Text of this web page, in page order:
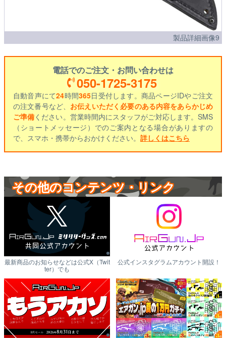
製品詳細画像9
電話でのご注文・お問い合わせは
050-1725-3175
自動音声にて24時間365日受付します。商品ページIDやご注文
の注文番号など、 お伝えいただく必要のある内容をあらかじめ
ご準備ください。営業時間内にスタッフがご対応します。SMS
（ショートメッセージ）でのご案内となる場合がありますの
で、スマホ・携帯からおかけください。 詳しくはこちら
その他のコンテンツ・リンク
最新商品のお知らせなどは公式X（Twit
ter）でも
公式インスタグラムアカウント開設！